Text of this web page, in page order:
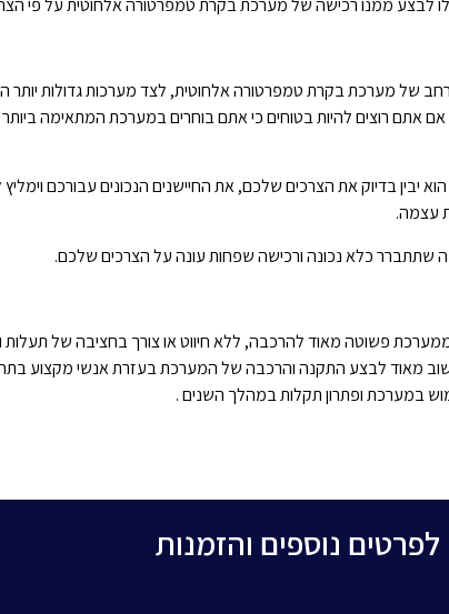
לבצע ממנו רכישה של מערכת בקרת טמפרטורה אלחוטית על פי
שלמערכת בקרת טמפרטורה אלחוטית, לצד מערכות גדולות יותר
אתם רוצים להיות בטוחים כי אתם בוחרים במערכת המתאימה
בדיוק את הצרכים שלכם, את החיישנים הנכונים עבורכם
עצמה.
שתתברר כלא נכונה ורכישה שפחות עונה על הצרכים שלכם.
פשוטה מאוד להרכבה, ללא חיווט או צורך בחציבה של תעלות
מאוד לבצע התקנה והרכבה של המערכת בעזרת אנשי מקצוע
במערכת ופתרון תקלות במהלך השנים .
לפרטים נוספים והזמנות